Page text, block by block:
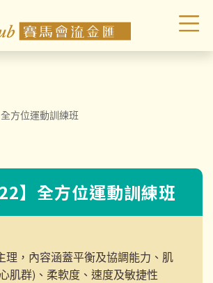
全方位運動訓練班
】全方位運動訓練班
理，內容涵蓋平衡及協調能力、肌
肌群)、柔軟度、速度及敏捷性